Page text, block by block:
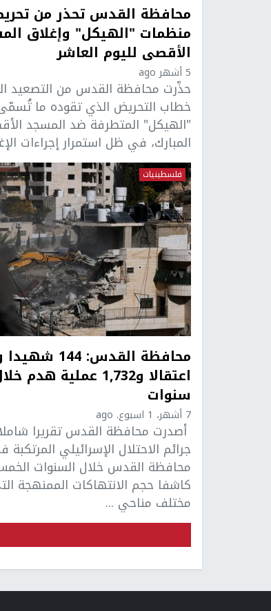
محافظة القدس تحذر من
منظمات "الهيكل" وإغلاق
الأقصى لليوم العاشر
5 أشهر ago
حذّرت محافظة القدس من التصعيد
خطاب التحريض الذي تقوده ما
"الهيكل" المتطرفة ضد المسجد
المبارك، في ظل استمرار إجراءات
فلسطينيات
اعتقالا و1,732 عملية
سنوات
7 أشهر، 1 اسبوع. ago
أصدرت محافظة القدس تقريرا
جرائم الاحتلال الإسرائيلي المرتكبة
محافظة القدس خلال السنوات
كاشفا حجم الانتهاكات الممنهجة
مختلف مناحي ...